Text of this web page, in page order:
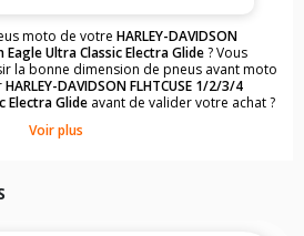
moto de votre HARLEY-DAVIDSON
Eagle Ultra Classic Electra Glide? Vous
la bonne dimension de pneus avant moto
HARLEY-DAVIDSON FLHTCUSE 1/2/3/4
Electra Glide avant de valider votre achat ?
de pneus pour votre
s'y retrouver dans le choix des
simplifiée pour les motos
Voir plus